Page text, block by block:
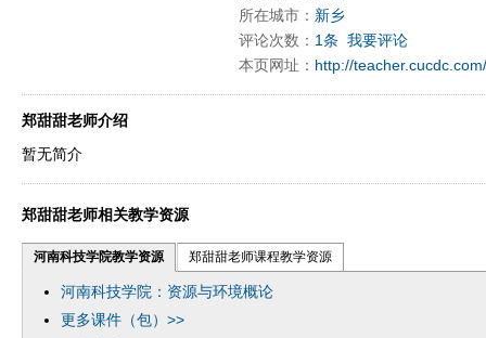
e dfbxyzendtemplate dfbCCCBBBAAA
dfb
dfb989919
dfbmath key98991 methodmulti
dfbsetx9899197996xxca
所在城市： 新乡
评论次数： 1条 我要评论
本页网址： http://
郑甜甜老师介绍
暂无简介
郑甜甜老师相关教学资源
河南科技学院教学资源 郑甜甜老师课程教学资源
河南科技学院：资源与环境概论
更多课件（包）>>